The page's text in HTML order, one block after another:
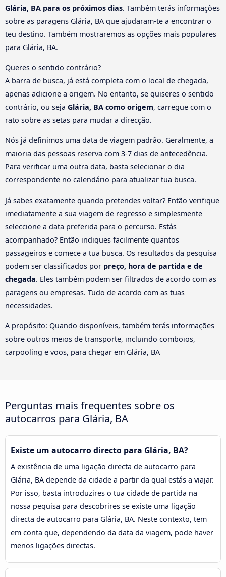
Glária, BA para os próximos dias. Também terás informações
sobre as paragens Glária, BA que ajudaram-te a encontrar o
teu destino. Também mostraremos as opções mais populares
para Glária, BA.
Queres o sentido contrário?
A barra de busca, já está completa com o local de chegada,
apenas adicione a origem. No entanto, se quiseres o sentido
contrário, ou seja Glária, BA como origem, carregue com o
rato sobre as setas para mudar a direcção.
Nós já definimos uma data de viagem padrão. Geralmente, a
maioria das pessoas reserva com 3-7 dias de antecedência.
Para verificar uma outra data, basta selecionar o dia
correspondente no calendário para atualizar tua busca.
Já sabes exatamente quando pretendes voltar? Então verifique
imediatamente a sua viagem de regresso e simplesmente
seleccione a data preferida para o percurso. Estás
acompanhado? Então indiques facilmente quantos
passageiros e comece a tua busca. Os resultados da pesquisa
podem ser classificados por preço, hora de partida e de
chegada. Eles também podem ser filtrados de acordo com as
paragens ou empresas. Tudo de acordo com as tuas
necessidades.
A propósito: Quando disponíveis, também terás informações
sobre outros meios de transporte, incluindo comboios,
carpooling e voos, para chegar em Glária, BA
Perguntas mais frequentes sobre os
autocarros para Glária, BA
Existe um autocarro directo para Glária, BA?
A existência de uma ligação directa de autocarro para
Glária, BA depende da cidade a partir da qual estás a viajar.
Por isso, basta introduzires o tua cidade de partida na
nossa pequisa para descobrires se existe uma ligação
directa de autocarro para Glária, BA. Neste contexto, tem
em conta que, dependendo da data da viagem, pode haver
menos ligações directas.